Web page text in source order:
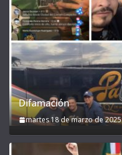
Difamación
martes 18 de marzo de 2025